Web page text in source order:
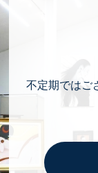
不定期ではご